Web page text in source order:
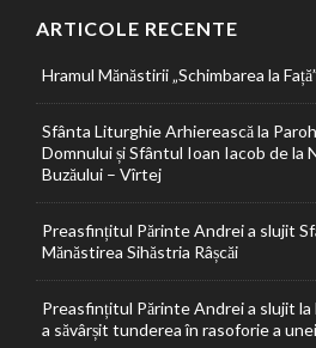
ARTICOLE RECENTE
Hramul Mănăstirii „Schimbarea la
Sfânta Liturghie Arhierească la
Domnului și Sfântul Ioan Iacob de la
Buzăului – Vîrtej
Preasfințitul Părinte Andrei a slujit
Mănăstirea Sihăstria Râșcăi
Preasfințitul Părinte Andrei a slujit la
a săvârșit tunderea în rasoforie a